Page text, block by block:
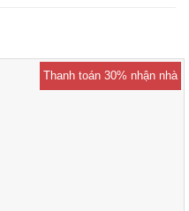
Thanh toán 30% nhận nhà